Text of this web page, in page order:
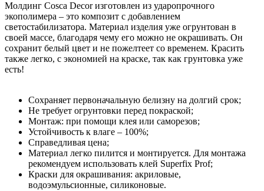
Молдинг Cosca Decor изготовлен из ударопрочного
экополимера – это композит с добавлением
светостабилизатора. Материал изделия уже огрунтован в
своей массе, благодаря чему его можно не окрашивать. Он
сохранит белый цвет и не пожелтеет со временем. Красить
также легко, с экономией на краске, так как грунтовка уже
есть!
Сохраняет первоначальную белизну на долгий срок;
Не требует огрунтовки перед покраской;
Монтаж: при помощи клея или саморезов;
Устойчивость к влаге – 100%;
Справедливая цена;
Материал легко пилится и монтируется. Для монтажа
рекомендуем использовать клей Superfix Prof;
Краски для окрашивания: акриловые,
водоэмульсионные, силиконовые.